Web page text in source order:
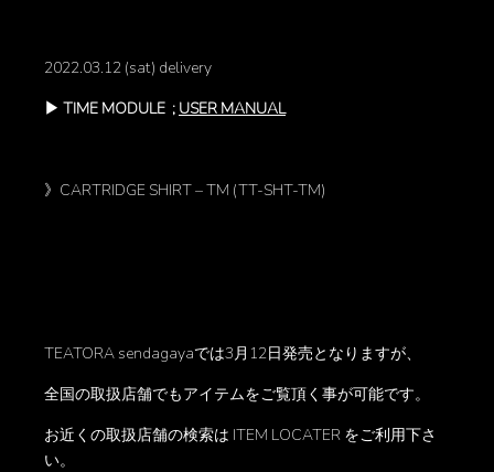
2022.03.12 (sat) delivery
▶︎ TIME MODULE ; USER MANUAL
》CARTRIDGE SHIRT – TM (TT-SHT-TM)
TEATORA sendagayaでは3月12日発売となりますが、
全国の取扱店舗でもアイテムをご覧頂く事が可能です。
お近くの取扱店舗の検索は ITEM LOCATER をご利用下さ
い。